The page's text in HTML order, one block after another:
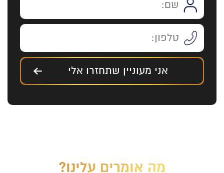
אני מעוניין שתחזרו אלי
מה אומרים עלינו?